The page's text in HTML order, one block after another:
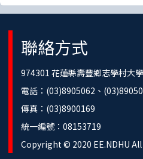
聯絡方式
974301 花蓮縣壽豐鄉志學村大
電話：(03)8905062、
傳真：(03)8900169
統一編號：08153719
Copyright © 2020 EE.NDHU